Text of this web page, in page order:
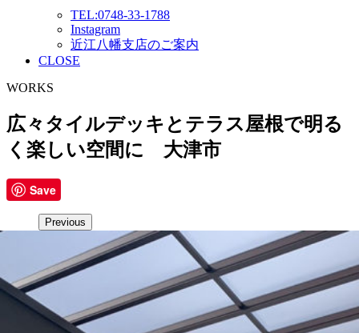
TEL:0748-33-1788
Instagram
近江八幡支店のご案内
CLOSE
WORKS
広々タイルデッキとテラス屋根で明る
く楽しい空間に 大津市
Save
Previous